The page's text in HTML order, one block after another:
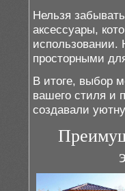
Нельзя
аксессуары,
просторными
В итоге, выбор
вашего стиля и
создавали